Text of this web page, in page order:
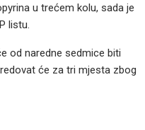
u trećem kolu, sada je
listu.
od naredne sedmice biti
će za tri mjesta zbog